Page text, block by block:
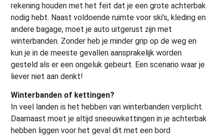
rekening houden met het feit dat je een grote achterbak
nodig hebt. Naast voldoende ruimte voor ski’s, kleding en
andere bagage, moet je auto uitgerust zijn met
winterbanden. Zonder heb je minder grip op de weg en
kun je in de meeste gevallen aansprakelijk worden
gesteld als er een ongeluk gebeurt. Een scenario waar je
liever niet aan denkt!
Winterbanden of kettingen?
In veel landen is het hebben van winterbanden verplicht.
Daarnaast moet je altijd sneeuwkettingen in je achterbak
hebben liggen voor het geval dit met een bord